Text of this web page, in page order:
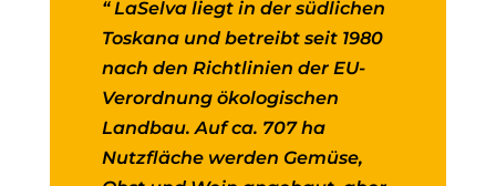
“ LaSelva liegt in der südlichen
Toskana und betreibt seit 1980
nach den Richtlinien der EU-
Verordnung ökologischen
Landbau. Auf ca. 707 ha
Nutzfläche werden Gemüse,